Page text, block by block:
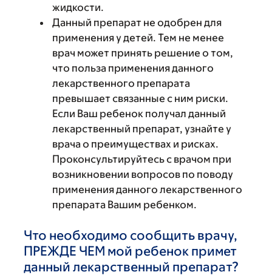
жидкости.
Данный препарат не одобрен для
применения у детей. Тем не менее
врач может принять решение о том,
что польза применения данного
лекарственного препарата
превышает связанные с ним риски.
Если Ваш ребенок получал данный
лекарственный препарат, узнайте у
врача о преимуществах и рисках.
Проконсультируйтесь с врачом при
возникновении вопросов по поводу
применения данного лекарственного
препарата Вашим ребенком.
Что необходимо сообщить врачу,
ПРЕЖДЕ ЧЕМ мой ребенок примет
данный лекарственный препарат?